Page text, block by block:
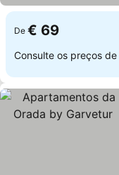
De € 69
Consulte os preços de